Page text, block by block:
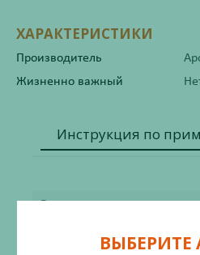
ХАРАКТЕРИСТИКИ
Производитель
Жизненно важный
Инструкция по
Состав
ОписаниеВЫБЕРИТЕ